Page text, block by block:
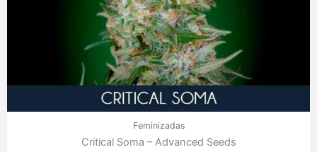
Feminizadas
Critical Soma – Advanced Seeds